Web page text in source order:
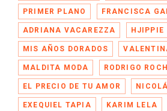
PRIMER PLANO FRANCISCA
ADRIANA VACAREZZA HJIPPIE
MIS AÑOS DORADOS
MALDITA MODA RODRIGO
EL PRECIO DE TU AMOR
EXEQUIEL TAPIA KARIM LELA